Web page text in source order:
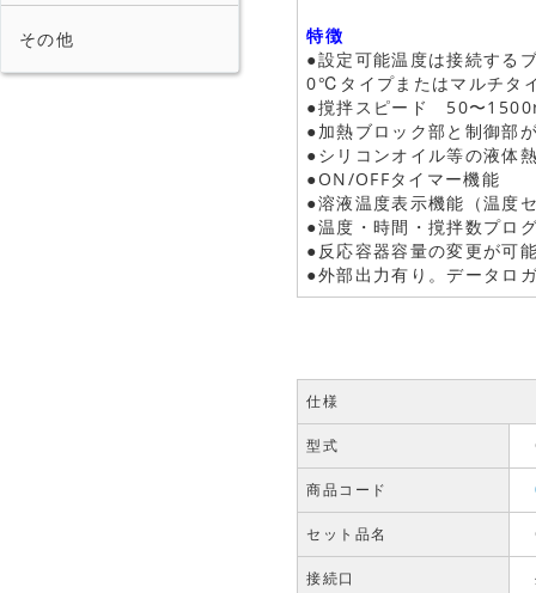
その他
特徴
●設定可能温度は接続す
0℃タイプまたはマルチタ
●撹拌スピード 50〜
●加熱ブロック部と制御部
●シリコンオイル等の液体
●ON/OFFタイマー機能
●溶液温度表示機能（温度
●温度・時間・撹拌数プロ
●反応容器容量の変更が可
●外部出力有り。データロ
仕様
型式
商品コード
セット品名
接続口